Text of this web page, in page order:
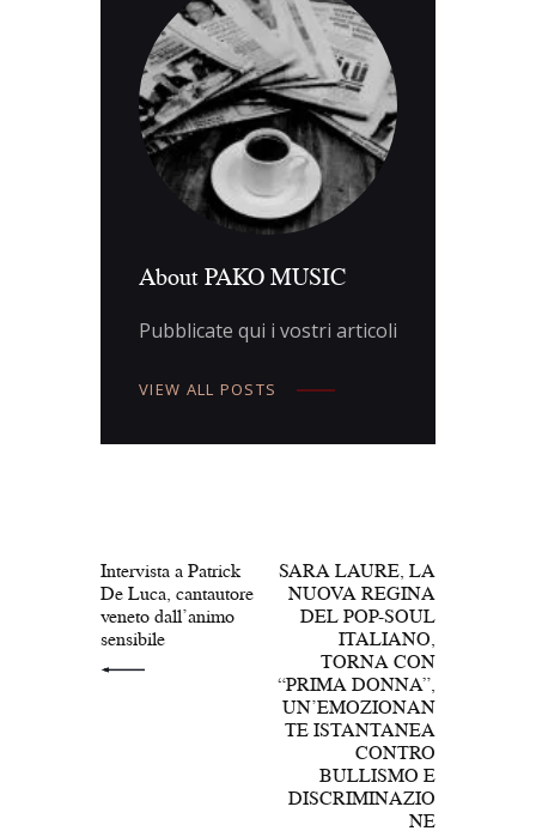
About PAKO MUSIC
Pubblicate qui i vostri articoli
VIEW ALL POSTS
Intervista a Patrick
De Luca, cantautore
veneto dall’animo
sensibile
SARA LAURE, LA
NUOVA REGINA
DEL POP-SOUL
ITALIANO,
TORNA CON
“PRIMA DONNA”,
UN’EMOZIONAN
TE ISTANTANEA
CONTRO
BULLISMO E
DISCRIMINAZIO
NE